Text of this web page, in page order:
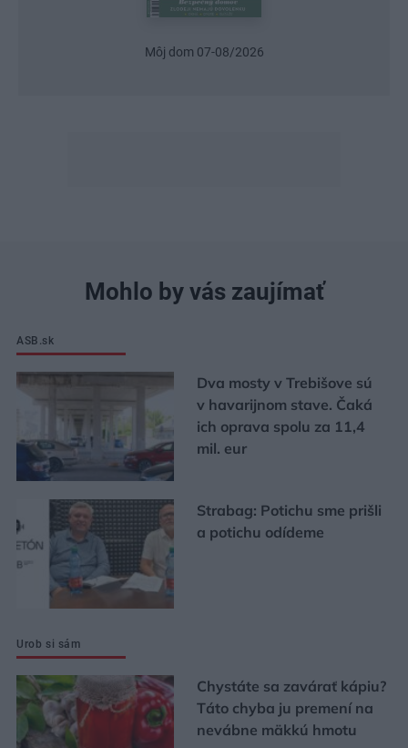
Môj dom 07-08/2026
Mohlo by vás zaujímať
ASB.sk
Dva mosty v Trebišove sú
v havarijnom stave. Čaká
ich oprava spolu za 11,4
mil. eur
Strabag: Potichu sme prišli
a potichu odídeme
Urob si sám
Chystáte sa zavárať kápiu?
Táto chyba ju premení na
nevábne mäkkú hmotu